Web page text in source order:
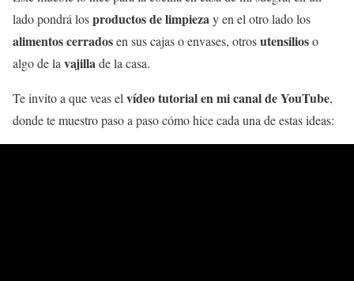
lado pondrá losproductos de limpiezay en el otro lado los
alimentos cerradosen sus cajas o envases, otrosutensilioso
algo de la vajillade la casa.
Te invito a que veas el vídeo tutorial en mi canal de YouTube,
donde te muestro paso a paso cómo hice cada una de estas ideas: